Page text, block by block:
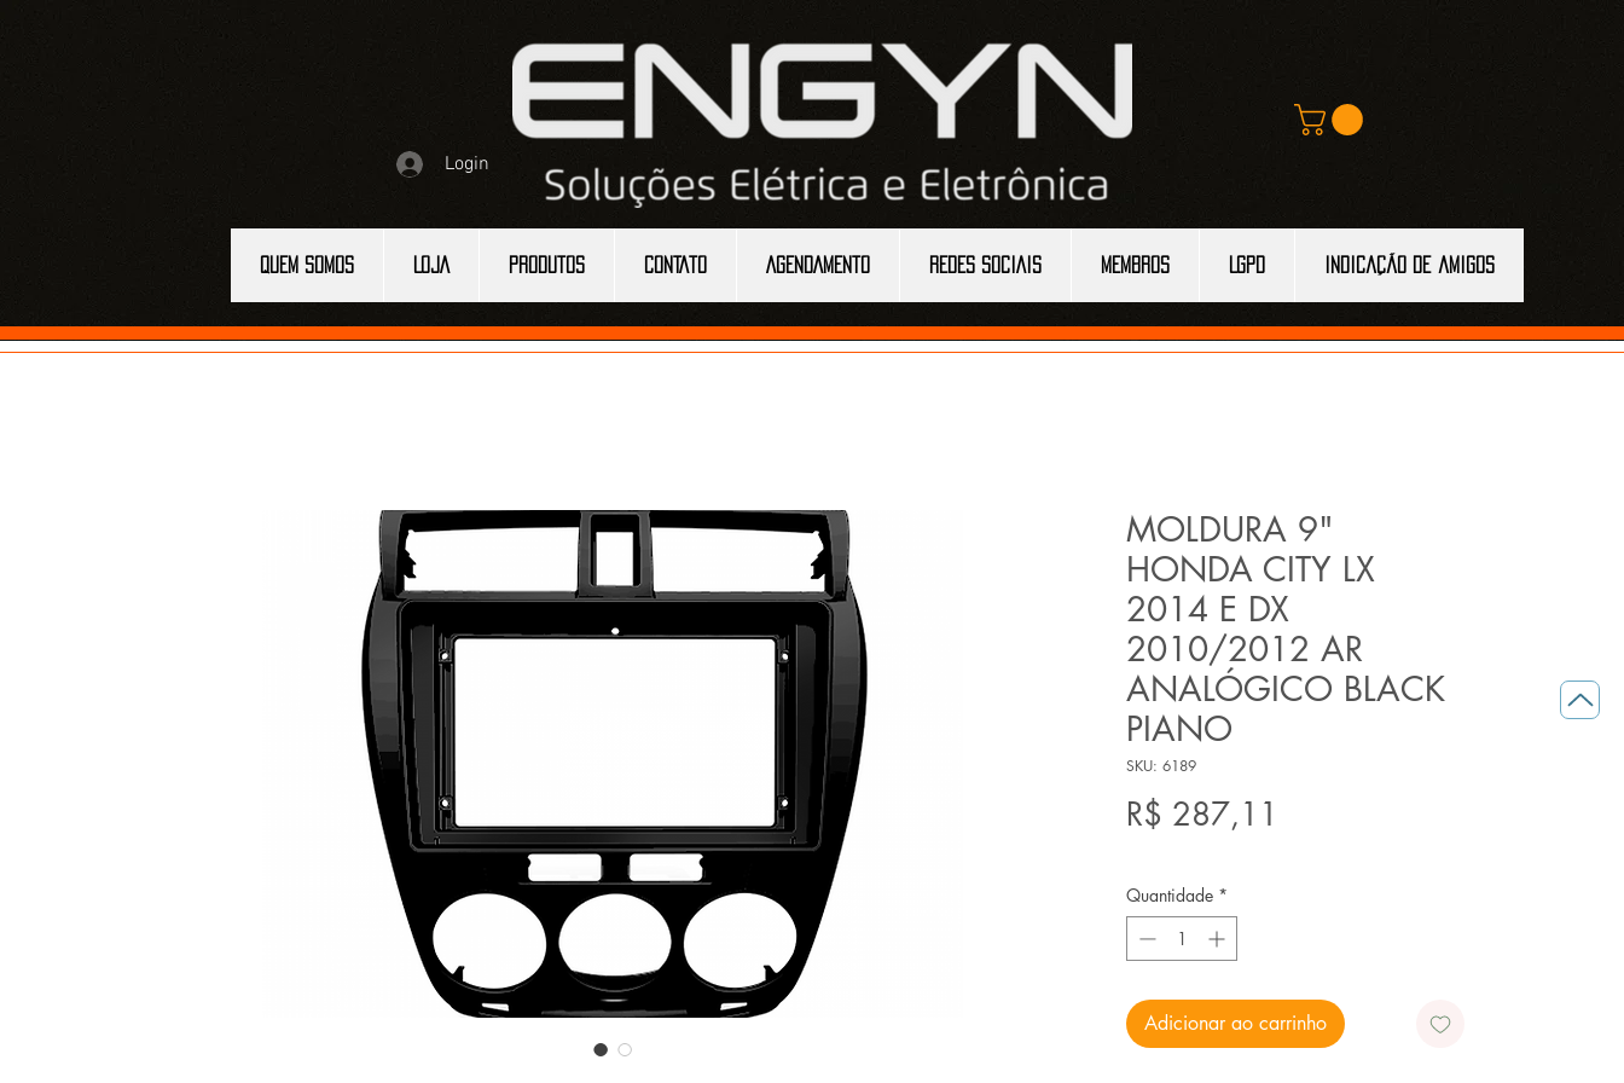
Login
QUEM SOMOS LOJA PRODUTOS CONTATO AGENDAMENTO REDES SOCIAIS MEMBROS LGPD Indicação de amigos
MOLDURA 9"
HONDA CITY LX
2014 E DX
2010/2012 AR
ANALÓGICO BLACK
PIANO
SKU: 6189
R$ 287,11
Quantidade *
Adicionar ao carrinho